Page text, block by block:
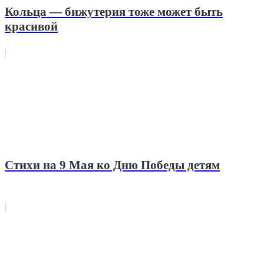
Кольца — бижутерия тоже может быть
красивой
Стихи на 9 Мая ко Дню Победы детям